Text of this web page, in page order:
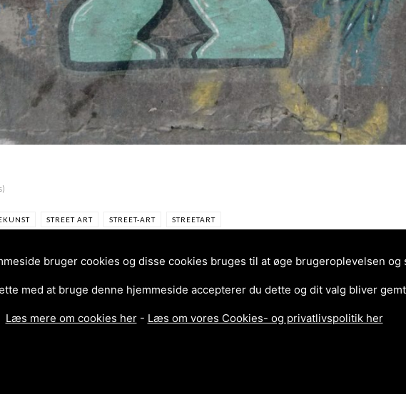
STREET ART STREET-ART STREETART
bruger cookies og disse cookies bruges til at øge brugeroplevelsen og
med at bruge denne hjemmeside accepterer du dette og dit valg bliver
Læs mere om cookies her- Læs om vores Cookies- og privatlivspolitik her